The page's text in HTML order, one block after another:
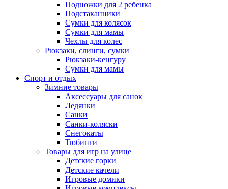
Подножки для 2 ребенка
Подстаканники
Сумки для колясок
Сумки для мамы
Чехлы для колес
Рюкзаки, слинги, сумки
Рюкзаки-кенгуру
Сумки для мамы
Спорт и отдых
Зимние товары
Аксессуары для санок
Ледянки
Санки
Санки-коляски
Снегокаты
Тюбинги
Товары для игр на улице
Детские горки
Детские качели
Игровые домики